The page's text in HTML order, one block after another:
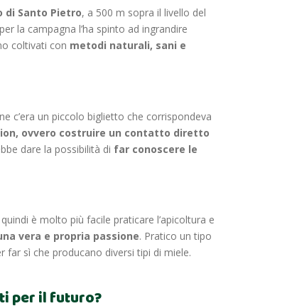
di Santo Pietro, a 500 m sopra il livello del
la campagna l’ha spinto ad ingrandire
coltivati con metodi naturali, sani e
c’era un piccolo biglietto che corrispondeva
ovvero costruire un contatto diretto
dare la possibilità di far conoscere le
è molto più facile praticare l’apicoltura e
vera e propria passione. Pratico un tipo
far sì che producano diversi tipi di miele.
per il futuro?